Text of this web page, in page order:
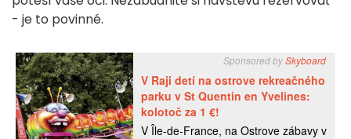
- je to povinné.